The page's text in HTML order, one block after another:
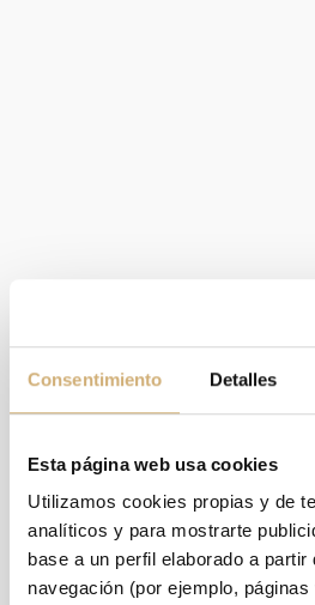
Consentimiento Detalles
Esta página web usa cookies
Utilizamos cookies propias y de
analíticos y para mostrarte
base a un perfil elaborado a partir
navegación (por ejemplo,